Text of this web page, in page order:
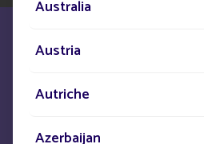
Australia
Austria
Autriche
Azerbaijan